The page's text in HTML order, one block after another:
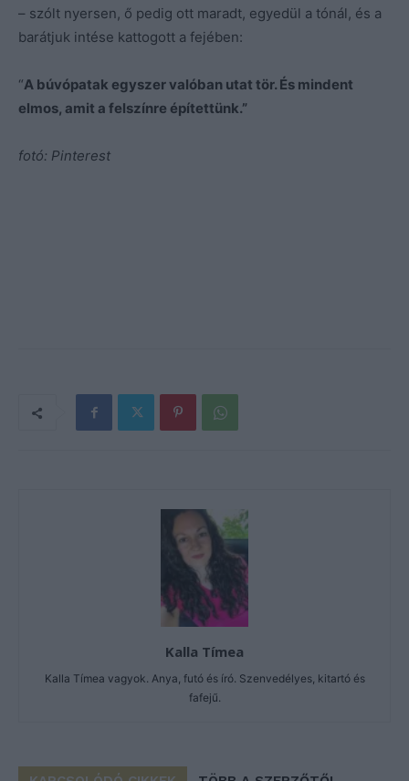
– szólt nyersen, ő pedig ott maradt, egyedül a tónál, és a
barátjuk intése kattogott a fejében:
“A búvópatak egyszer valóban utat tör. És mindent
elmos, amit a felszínre építettünk.”
fotó: Pinterest
Kalla Tímea
Kalla Tímea vagyok. Anya, futó és író. Szenvedélyes, kitartó és
fafejű.